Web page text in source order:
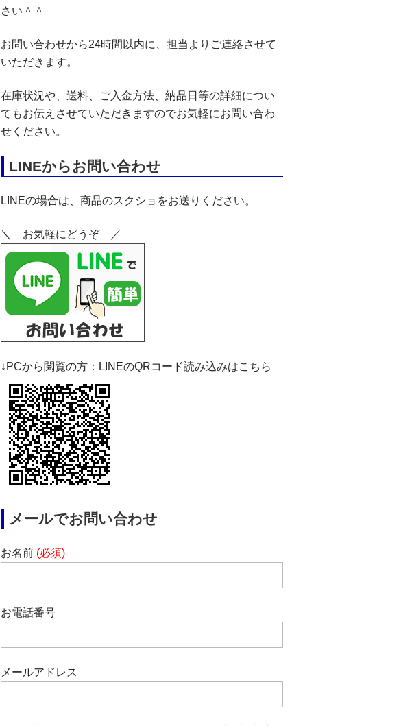
さい＾＾
お問い合わせから24時間以内に、担当よりご連絡させて
いただきます。
在庫状況や、送料、ご入金方法、納品日等の詳細につい
てもお伝えさせていただきますのでお気軽にお問い合わ
せください。
LINEからお問い合わせ
LINEの場合は、商品のスクショをお送りください。
＼ お気軽にどうぞ ／
↓PCから閲覧の方：LINEのQRコード読み込みはこちら
メールでお問い合わせ
お名前 (必須)
お電話番号
メールアドレス